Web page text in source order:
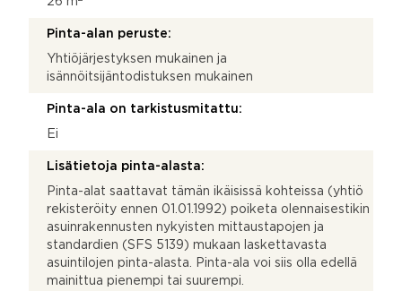
Pinta-alan peruste:
Yhtiöjärjestyksen mukainen ja
isännöitsijäntodistuksen mukainen
Pinta-ala on tarkistusmitattu:
Ei
Lisätietoja pinta-alasta:
Pinta-alat saattavat tämän ikäisissä kohteissa (yhtiö
rekisteröity ennen 01.01.1992) poiketa olennaisestikin
asuinrakennusten nykyisten mittaustapojen ja
standardien (SFS 5139) mukaan laskettavasta
asuintilojen pinta-alasta. Pinta-ala voi siis olla edellä
mainittua pienempi tai suurempi.